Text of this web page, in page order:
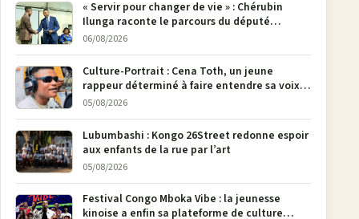
« Servir pour changer de vie » : Chérubin
Ilunga raconte le parcours du député
national Jethro Muyombi Tshimbu en 137
06/08/2026
Culture-Portrait : Cena Toth, un jeune
rappeur déterminé à faire entendre sa voix à
Bunia
05/08/2026
Lubumbashi : Kongo 26Street redonne espoir
aux enfants de la rue par l’art
05/08/2026
Festival Congo Mboka Vibe : la jeunesse
kinoise a enfin sa plateforme de culture